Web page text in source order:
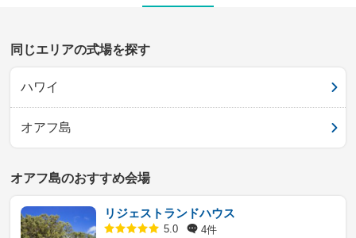
同じエリアの式場を探す
ハワイ
オアフ島
オアフ島のおすすめ会場
リジェストランドハウス
5.0 4件